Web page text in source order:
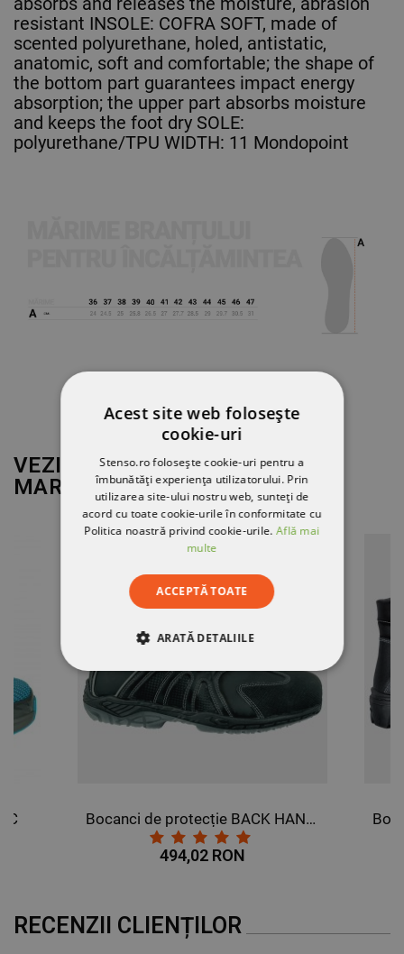
resistant INSOLE: COFRA SOFT, made of
scented polyurethane, holed, antistatic,
anatomic, soft and comfortable; the shape of
the bottom part guarantees impact energy
absorption; the upper part absorbs moisture
and keeps the foot dry SOLE:
polyurethane/TPU WIDTH: 11 Mondopoint
VEZI MAI MULT DE LA
MARCA
COFRA
Bocanci de protecție BACK HAND S3 SRC
494,02 RON
RECENZII CLIENȚILOR
Acest site web folosește
cookie-uri
Stenso.ro folosește cookie-uri pentru a
îmbunătăți experiența utilizatorului. Prin
utilizarea site-ului nostru web, sunteți de
acord cu toate cookie-urile în conformitate cu
Politica noastră privind cookie-urile.Află mai
multe
ACCEPTĂ TOATE
ARATĂ DETALIILE
STRICT NECESARE
DE PERFORMANȚĂ
NECLASIFICATE